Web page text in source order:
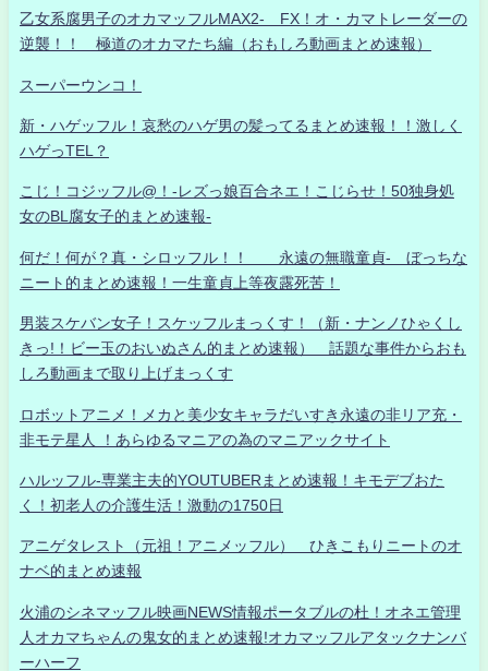
乙女系腐男子のオカマッフルMAX2- FX！オ・カマトレーダーの
逆襲！！ 極道のオカマたち編（おもしろ動画まとめ速報）
スーパーウンコ！
新・ハゲッフル！哀愁のハゲ男の髪ってるまとめ速報！！激しく
ハゲっTEL？
こじ！コジッフル@！-レズっ娘百合ネエ！こじらせ！50独身処
女のBL腐女子的まとめ速報-
何だ！何が？真・シロッフル！！ 永遠の無職童貞- ぼっちな
ニート的まとめ速報！一生童貞上等夜露死苦！
男装スケバン女子！スケッフルまっくす！（新・ナンノひゃくし
きっ!！ビー玉のおいぬさん的まとめ速報） 話題な事件からおも
しろ動画まで取り上げまっくす
ロボットアニメ！メカと美少女キャラだいすき永遠の非リア充・
非モテ星人 ！あらゆるマニアの為のマニアックサイト
ハルッフル-専業主夫的YOUTUBERまとめ速報！キモデブおた
く！初老人の介護生活！激動の1750日
アニゲタレスト（元祖！アニメッフル） ひきこもりニートのオ
ナベ的まとめ速報
火浦のシネマッフル映画NEWS情報ポータブルの杜！オネエ管理
人オカマちゃんの鬼女的まとめ速報!オカマッフルアタックナンバ
ーハーフ